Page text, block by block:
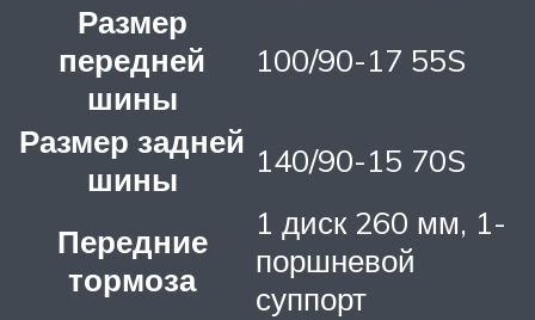
Размер
передней
шины
100/90-17 55S
Размер задней
шины
140/90-15 70S
Передние
тормоза
1 диск 260 мм, 1-
поршневой
суппорт